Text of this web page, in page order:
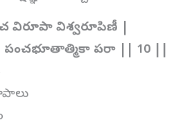
విశ్వరూపిణీ |
పరా || 10 ||